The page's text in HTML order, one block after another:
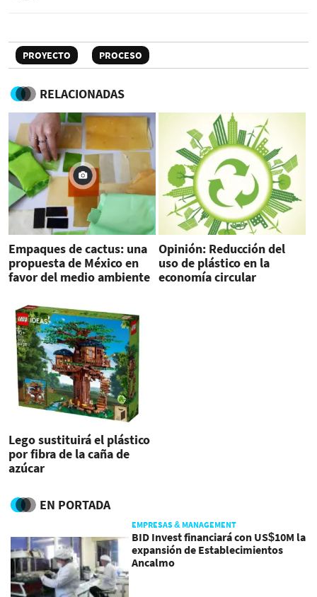
PROYECTO PROCESO
RELACIONADAS
Empaques de cactus: una
propuesta de México en
favor del medio ambiente
Opinión: Reducción del
uso de plástico en la
economía circular
Lego sustituirá el plástico
por fibra de la caña de
azúcar
EN PORTADA
EMPRESAS & MANAGEMENT
BID Invest financiará con US$10M la
expansión de Establecimientos
Ancalmo